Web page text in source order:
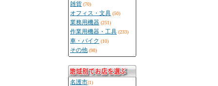
雑貨 (70)
オフィス・文具 (50)
業務用機器 (251)
作業用機器・工具 (233)
車・バイク (10)
その他 (98)
名護市(1)